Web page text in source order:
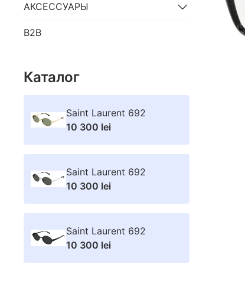
АКСЕССУАРЫ
B2B
Каталог
Saint Laurent 692
10 300 lei
Saint Laurent 692
10 300 lei
Saint Laurent 692
10 300 lei